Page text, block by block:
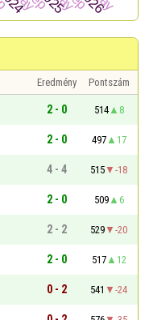
Eredmény
Pontszám
2 - 0 514
8
2 - 0 497
17
4 - 4 515
-18
2 - 0 509
6
2 - 2 529
-20
2 - 0 517
12
0 - 2 541
-24